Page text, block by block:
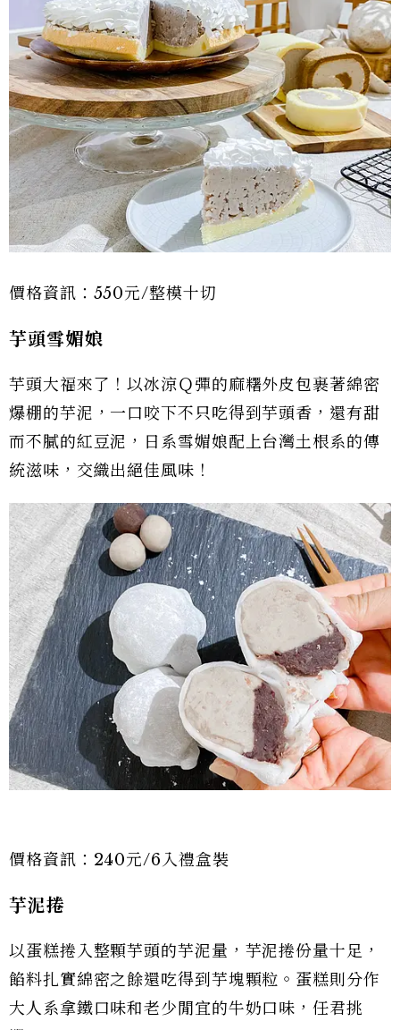
價格資訊：550元/整模十切
芋頭雪媚娘
芋頭大福來了！以冰涼Ｑ彈的麻糬外皮包裹著綿密
爆棚的芋泥，一口咬下不只吃得到芋頭香，還有甜
而不膩的紅豆泥，日系雪媚娘配上台灣土根系的傳
統滋味，交織出絕佳風味！
價格資訊：240元/6入禮盒裝
芋泥捲
以蛋糕捲入整顆芋頭的芋泥量，芋泥捲份量十足，
餡料扎實綿密之餘還吃得到芋塊顆粒。蛋糕則分作
大人系拿鐵口味和老少閒宜的牛奶口味，任君挑